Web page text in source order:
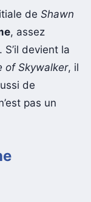
de Shawn
, assez
devient la
of Skywalker, il
de
pas un